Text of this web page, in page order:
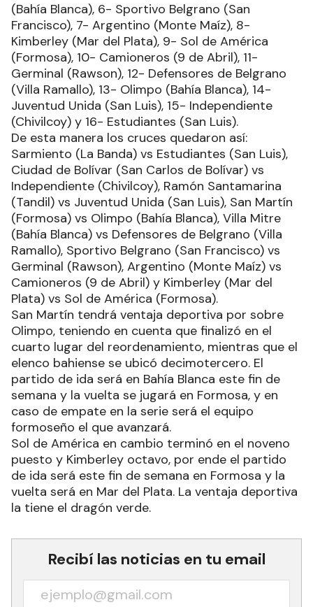
(Bahía Blanca), 6- Sportivo Belgrano (San
Francisco), 7- Argentino (Monte Maíz), 8-
Kimberley (Mar del Plata), 9- Sol de América
(Formosa), 10- Camioneros (9 de Abril), 11-
Germinal (Rawson), 12- Defensores de Belgrano
(Villa Ramallo), 13- Olimpo (Bahía Blanca), 14-
Juventud Unida (San Luis), 15- Independiente
(Chivilcoy) y 16- Estudiantes (San Luis).
De esta manera los cruces quedaron así:
Sarmiento (La Banda) vs Estudiantes (San Luis),
Ciudad de Bolívar (San Carlos de Bolívar) vs
Independiente (Chivilcoy), Ramón Santamarina
(Tandil) vs Juventud Unida (San Luis), San Martín
(Formosa) vs Olimpo (Bahía Blanca), Villa Mitre
(Bahía Blanca) vs Defensores de Belgrano (Villa
Ramallo), Sportivo Belgrano (San Francisco) vs
Germinal (Rawson), Argentino (Monte Maíz) vs
Camioneros (9 de Abril) y Kimberley (Mar del
Plata) vs Sol de América (Formosa).
San Martín tendrá ventaja deportiva por sobre
Olimpo, teniendo en cuenta que finalizó en el
cuarto lugar del reordenamiento, mientras que el
elenco bahiense se ubicó decimotercero. El
partido de ida será en Bahía Blanca este fin de
semana y la vuelta se jugará en Formosa, y en
caso de empate en la serie será el equipo
formoseño el que avanzará.
Sol de América en cambio terminó en el noveno
puesto y Kimberley octavo, por ende el partido
de ida será este fin de semana en Formosa y la
vuelta será en Mar del Plata. La ventaja deportiva
la tiene el dragón verde.
Recibí las noticias en tu email